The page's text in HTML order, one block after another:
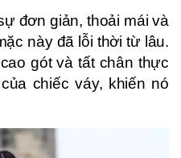
đơn giản, thoải mái và
này đã lỗi thời từ lâu.
gót và tất chân thực
chiếc váy, khiến nó